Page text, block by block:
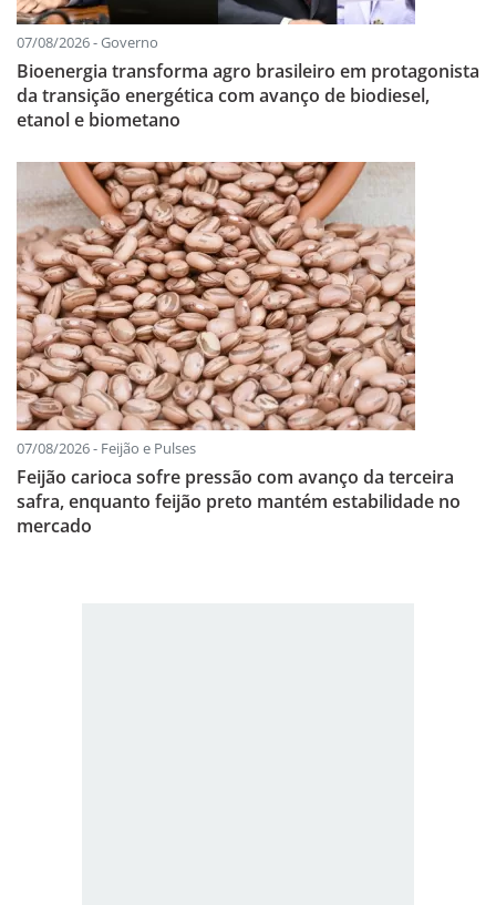
07/08/2026 - Governo
Bioenergia transforma agro brasileiro em protagonista
da transição energética com avanço de biodiesel,
etanol e biometano
07/08/2026 - Feijão e Pulses
Feijão carioca sofre pressão com avanço da terceira
safra, enquanto feijão preto mantém estabilidade no
mercado